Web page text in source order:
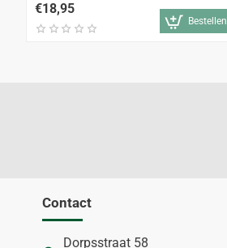
€18,95
Bestellen
Contact
Dorpsstraat 58